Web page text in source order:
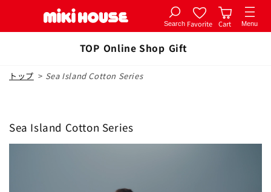
コンテ
Search Favorite Cart Menu
TOP Online Shop Gift
トップ > Sea Island Cotton Series
Sea Island Cotton Series